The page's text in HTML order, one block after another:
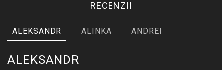
RECENZII
ALEKSANDR ALINKA ANDREI
ALEKSANDR